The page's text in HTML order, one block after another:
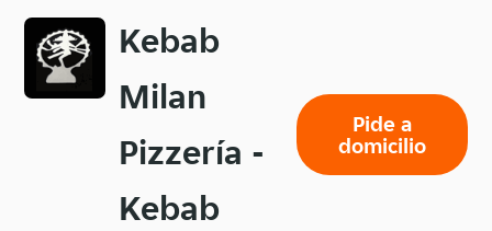
Volver
menú
principal
Kebab
Milan
Pizzería -
Kebab
Pide a
domicilio